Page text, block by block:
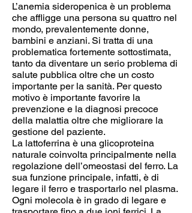
L’anemia sideropenica è un problema
che affligge una persona su quattro nel
mondo, prevalentemente donne,
bambini e anziani. Si tratta di una
problematica fortemente sottostimata,
tanto da diventare un serio problema di
salute pubblica oltre che un costo
importante per la sanità. Per questo
motivo è importante favorire la
prevenzione e la diagnosi precoce
della malattia oltre che migliorare la
gestione del paziente.
La lattoferrina è una glicoproteina
naturale coinvolta principalmente nella
regolazione dell’omeostasi del ferro. La
sua funzione principale, infatti, è di
legare il ferro e trasportarlo nel plasma.
Ogni molecola è in grado di legare e